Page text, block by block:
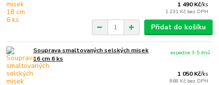
1 490 Kč/ks
1 231 Kč bez DPH
Přidat do košíku
Souprava smaltovaných selských misek
16 cm 6 ks
1 050 Kč/ks
868 Kč bez DPH
expedice 3-5 dnů